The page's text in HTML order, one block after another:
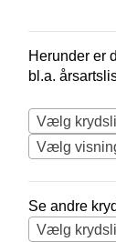
Herunder er
bl.a.
Vælg
Vælg
Se andre
Vælg